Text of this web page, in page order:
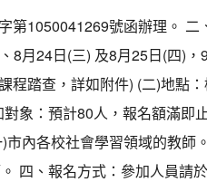
第1050041269號函辦理。 二
8月24日(三) 及8月25日(四)，
程踏查，詳如附件) (二)地點
象：預計80人，報名額滿即
內各校社會學習領域的教師
四、報名方式：參加人員請